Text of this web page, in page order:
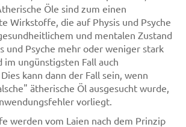
Öle sind zum einen
Wirkstoffe, die auf Physis und Psyche
und mentalen Zustand
und Psyche mehr oder weniger stark
im ungünstigsten Fall auch
kann dann der Fall sein, wenn
ätherische Öl ausgesucht wurde,
vorliegt.
werden vom Laien nach dem Prinzip